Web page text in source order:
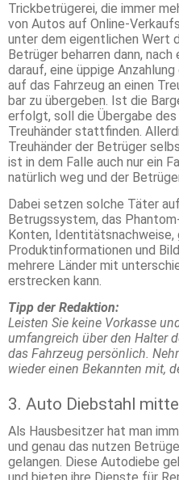
Trickbetrügerei, die immer
von Autos auf Online-
unter dem eigentlichen Wert
Betrüger beharren dann,
darauf, eine üppige
auf das Fahrzeug an einen
bar zu übergeben. Ist die
erfolgt, soll die Übergabe des
Treuhänder stattfinden.
Treuhänder der Betrüger
ist in dem Falle auch nur ein
natürlich weg und der
Dabei setzen solche Täter
Betrugssystem, das
Konten,
Produktinformationen und
mehrere Länder mit
erstrecken kann.
Tipp der Redaktion:
Leisten Sie keine Vorkasse
umfangreich über den Halter
das Fahrzeug persönlich.
wieder einen Bekannten mit,
3. Auto Diebstahl
Als Hausbesitzer hat man
und genau das nutzen
gelangen. Diese Autodiebe